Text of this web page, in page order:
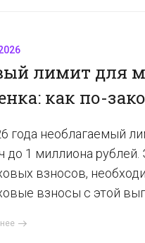
лимит для
как по-
года необлагаемый
до 1 миллиона
взносов,
взносы с этой